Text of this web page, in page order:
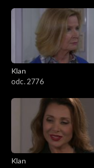
401–500
301–400
201–300
101–200
1–100
Klan
odc. 2776
Klan